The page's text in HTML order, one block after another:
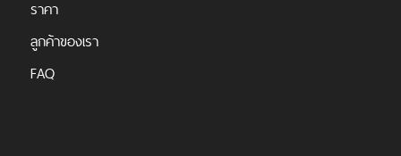
ราคา
ลูกค้าของเรา
FAQ